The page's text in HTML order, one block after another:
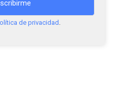
de privacidad